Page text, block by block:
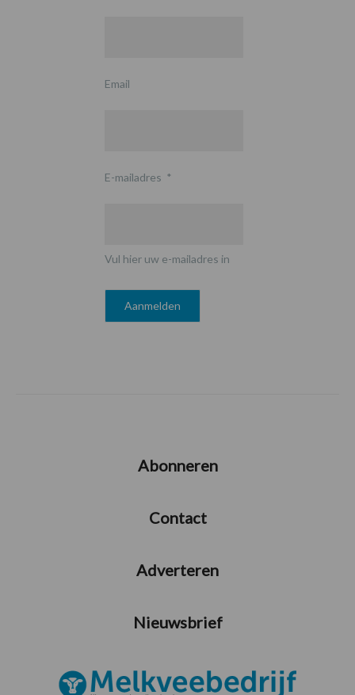
Email
E-mailadres *
Vul hier uw e-mailadres in
Abonneren
Contact
Adverteren
Nieuwsbrief